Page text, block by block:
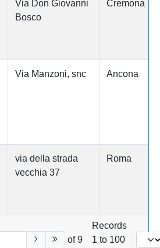
Via Don Giovanni
Bosco
Cremona
Via Manzoni, snc Ancona
via della strada
vecchia 37
Roma
of 9
Records
1 to 100